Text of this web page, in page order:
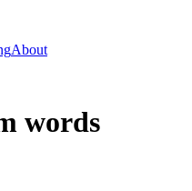
About
words